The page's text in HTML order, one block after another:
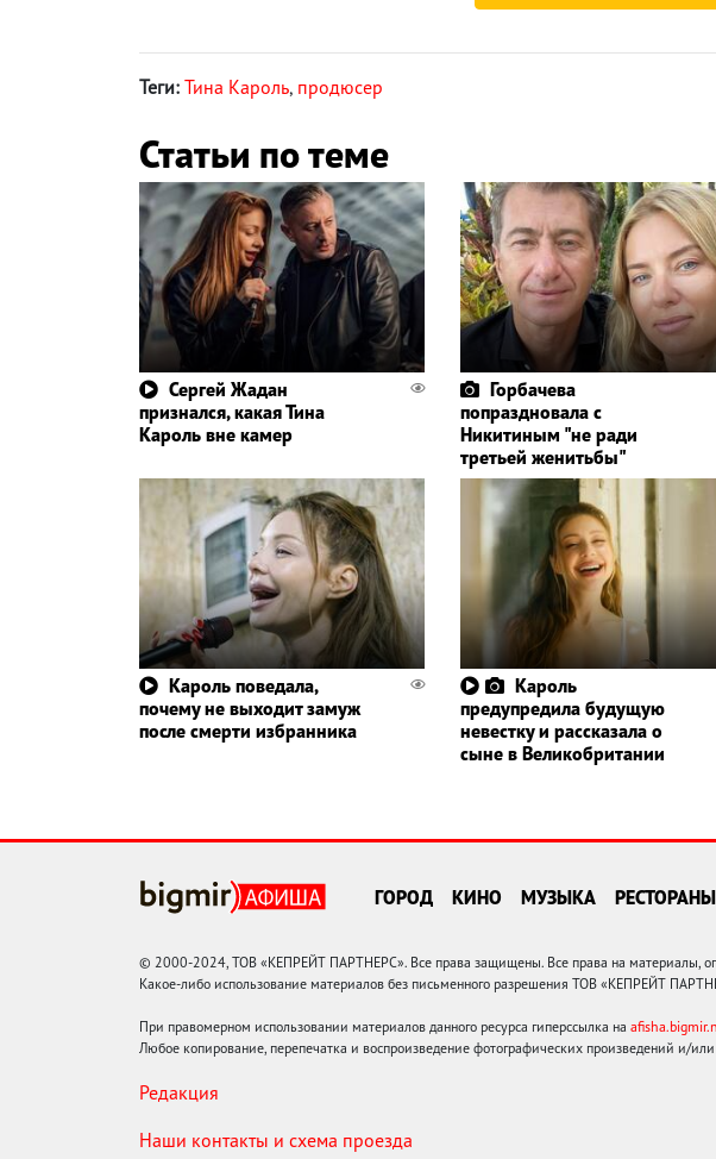
Теги: Тина Кароль, продюсер
Статьи по теме
Сергей Жадан
признался, какая Тина
Кароль вне камер
Горбачева
попраздновала с
Никитиным "не ради
третьей женитьбы"
Кароль поведала,
почему не выходит замуж
после смерти избранника
Кароль
предупредила будущую
невестку и рассказала о
сыне в Великобритании
ГОРОД КИНО МУЗЫКА РЕСТОРАНЫ
© 2000-2024, ТОВ «КЕПРЕЙТ ПАРТНЕРС». Все права защищены. Все права на материалы,
Какое-либо использование материалов без письменного разрешения ТОВ «КЕПРЕЙТ
При правомерном использовании материалов данного ресурса гиперссылка на
Любое копирование, перепечатка и воспроизведение фотографических произведений и/
Редакция
Наши контакты и схема проезда